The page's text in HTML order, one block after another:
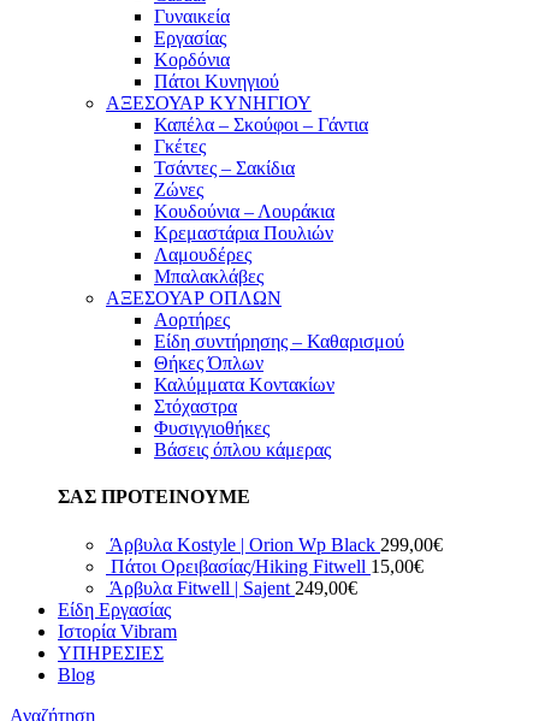
Γυναικεία
Εργασίας
Κορδόνια
Πάτοι Κυνηγιού
ΑΞΕΣΟΥΑΡ ΚΥΝΗΓΙΟΥ
Καπέλα – Σκούφοι – Γάντια
Γκέτες
Τσάντες – Σακίδια
Ζώνες
Κουδούνια – Λουράκια
Κρεμαστάρια Πουλιών
Λαμουδέρες
Μπαλακλάβες
ΑΞΕΣΟΥΑΡ ΟΠΛΩΝ
Αορτήρες
Είδη συντήρησης – Καθαρισμού
Θήκες Όπλων
Καλύμματα Κοντακίων
Στόχαστρα
Φυσιγγιοθήκες
Βάσεις όπλου κάμερας
ΣΑΣ ΠΡΟΤΕΙΝΟΥΜΕ
Άρβυλα Kostyle | Orion Wp Black 299,00€
Πάτοι Ορειβασίας/Hiking Fitwell 15,00€
Άρβυλα Fitwell | Sajent 249,00€
Είδη Εργασίας
Ιστορία Vibram
ΥΠΗΡΕΣΙΕΣ
Blog
Αναζήτηση